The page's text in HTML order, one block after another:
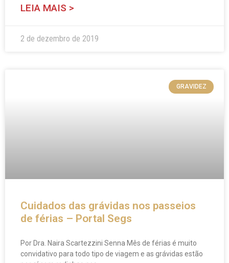
LEIA MAIS >
2 de dezembro de 2019
GRAVIDEZ
Cuidados das grávidas nos passeios
de férias – Portal Segs
Por Dra. Naira Scartezzini Senna Mês de férias é muito
convidativo para todo tipo de viagem e as grávidas estão